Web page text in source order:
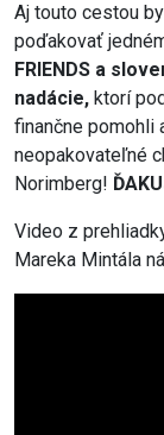
Aj touto cestou
poďakovať
FRIENDS a
nadácie, ktorí
finančne pomohli
neopakovateľné
Norimberg!
Video z
Mareka Mintála